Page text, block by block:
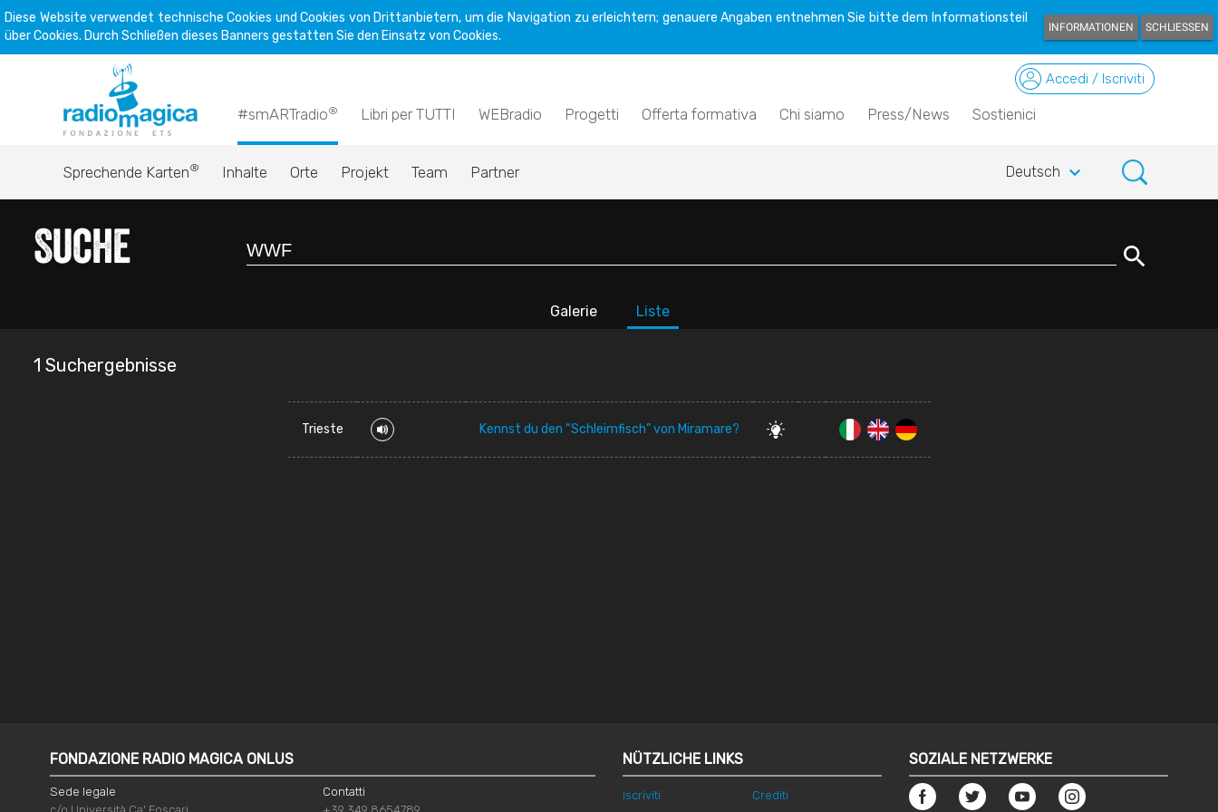
Diese Website verwendet technische Cookies und Cookies von Drittanbietern, um die Navigation zu erleichtern; genauere Angaben entnehmen Sie bitte dem Informationsteil
über Cookies. Durch Schließen dieses Banners gestatten Sie den Einsatz von Cookies.
INFORMATIONEN SCHLIESSEN
#smARTradio® Libri per TUTTI WEBradio Progetti Offerta formativa Chi siamo Press/News Sostienici
Accedi / Iscriviti
Sprechende Karten® Inhalte Orte Projekt Team Partner Deutsch keyboard_arrow_down
Suche search
Galerie Liste
1 Suchergebnisse
Trieste Kennst du den “Schleimfisch” von Miramare?
FONDAZIONE RADIO MAGICA ONLUS
Sede legale
Contatti
NÜTZLICHE LINKS
Iscriviti Crediti
SOZIALE NETZWERKE